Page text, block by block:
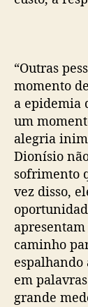
“Outras
momento
a epidemia
um
alegria
Dionísio
sofrimento
vez disso,
caminho
espalhando
em
grande